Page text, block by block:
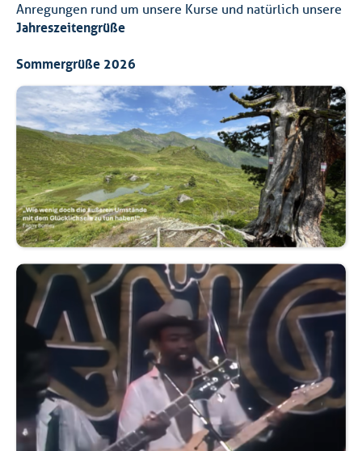
Anregungen rund um unsere Kurse und natürlich unsere
Jahreszeitengrüße
Sommergrüße 2026